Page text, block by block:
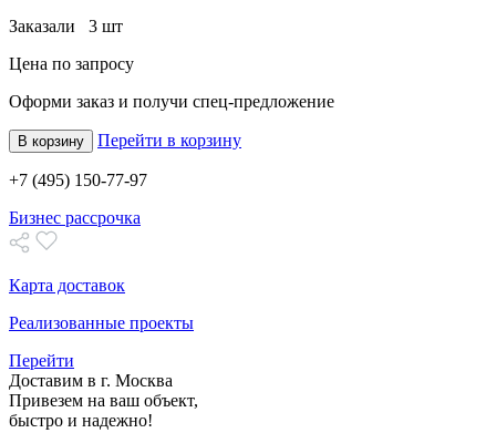
Заказали 3 шт
Цена по запросу
Оформи заказ и получи спец-предложение
В корзину Перейти в корзину
+7 (495) 150-77-97
Бизнес рассрочка
Карта доставок
Реализованные проекты
Перейти
Доставим в г. Москва
Привезем на ваш объект,
быстро и надежно!